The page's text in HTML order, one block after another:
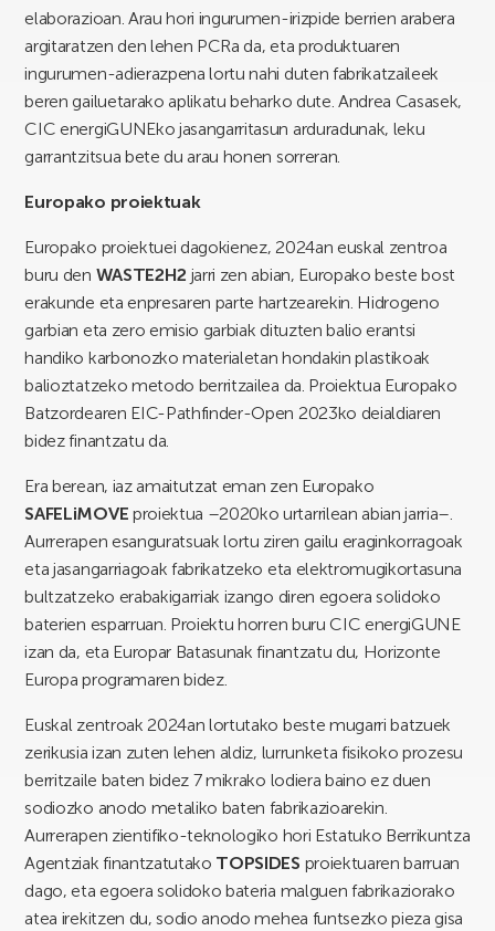
elaborazioan. Arau hori ingurumen-irizpide berrien arabera
argitaratzen den lehen PCRa da, eta produktuaren
ingurumen-adierazpena lortu nahi duten fabrikatzaileek
beren gailuetarako aplikatu beharko dute. Andrea Casasek,
CIC energiGUNEko jasangarritasun arduradunak, leku
garrantzitsua bete du arau honen sorreran.
Europako proiektuak
Europako proiektuei dagokienez, 2024an euskal zentroa
buru den WASTE2H2 jarri zen abian, Europako beste bost
erakunde eta enpresaren parte hartzearekin. Hidrogeno
garbian eta zero emisio garbiak dituzten balio erantsi
handiko karbonozko materialetan hondakin plastikoak
balioztatzeko metodo berritzailea da. Proiektua Europako
Batzordearen EIC-Pathfinder-Open 2023ko deialdiaren
bidez finantzatu da.
Era berean, iaz amaitutzat eman zen Europako
SAFELiMOVE proiektua –2020ko urtarrilean abian jarria–.
Aurrerapen esanguratsuak lortu ziren gailu eraginkorragoak
eta jasangarriagoak fabrikatzeko eta elektromugikortasuna
bultzatzeko erabakigarriak izango diren egoera solidoko
baterien esparruan. Proiektu horren buru CIC energiGUNE
izan da, eta Europar Batasunak finantzatu du, Horizonte
Europa programaren bidez.
Euskal zentroak 2024an lortutako beste mugarri batzuek
zerikusia izan zuten lehen aldiz, lurrunketa fisikoko prozesu
berritzaile baten bidez 7 mikrako lodiera baino ez duen
sodiozko anodo metaliko baten fabrikazioarekin.
Aurrerapen zientifiko-teknologiko hori Estatuko Berrikuntza
Agentziak finantzatutako TOPSIDES proiektuaren barruan
dago, eta egoera solidoko bateria malguen fabrikaziorako
atea irekitzen du, sodio anodo mehea funtsezko pieza gisa